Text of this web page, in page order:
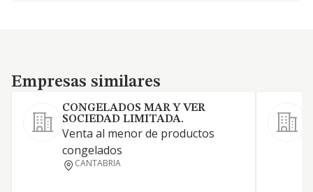
Empresas similares
Empresas similares
CONGELADOS MAR Y VER
SOCIEDAD LIMITADA.
Venta al menor de productos
congelados
CANTABRIA